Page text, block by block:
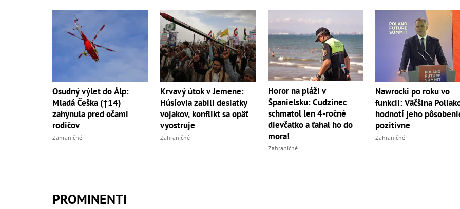
Osudný výlet do Álp:
Mladá Češka (†14)
zahynula pred očami
rodičov
Zahraničné
Krvavý útok v Jemene:
Húsíovia zabili desiatky
vojakov, konflikt sa opäť
vyostruje
Zahraničné
Horor na pláži v
Španielsku: Cudzinec
schmatol len 4-ročné
dievčatko a ťahal ho do
mora!
Zahraničné
Nawrocki po roku vo
funkcii: Väčšina
hodnotí jeho
pozitívne
Zahraničné
PROMINENTI